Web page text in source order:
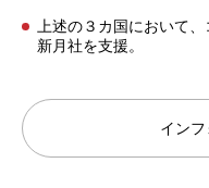
上述の３カ国において
新月社を支援。
イン